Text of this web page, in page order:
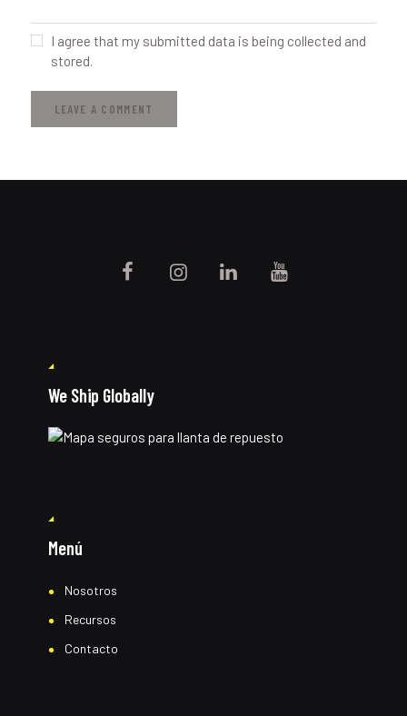
I agree that my submitted data is being collected and
stored.
We Ship Globally
Menú
Nosotros
Recursos
Contacto